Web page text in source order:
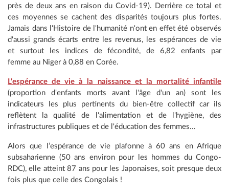
près de deux ans en raison du Covid-19). Derrière ce total et
ces moyennes se cachent des disparités toujours plus fortes.
Jamais dans l'Histoire de l'humanité n'ont en effet été observés
d'aussi grands écarts entre les revenus, les espérances de vie
et surtout les indices de fécondité, de 6,82 enfants par
femme au Niger à 0,88 en Corée.
L'espérance de vie à la naissance et la mortalité infantile
(proportion d'enfants morts avant l'âge d'un an) sont les
indicateurs les plus pertinents du bien-être collectif car ils
reflètent la qualité de l'alimentation et de l'hygiène, des
infrastructures publiques et de l'éducation des femmes...
Alors que l’espérance de vie plafonne à 60 ans en Afrique
subsaharienne (50 ans environ pour les hommes du Congo-
RDC), elle atteint 87 ans pour les Japonaises, soit presque deux
fois plus que celle des Congolais !